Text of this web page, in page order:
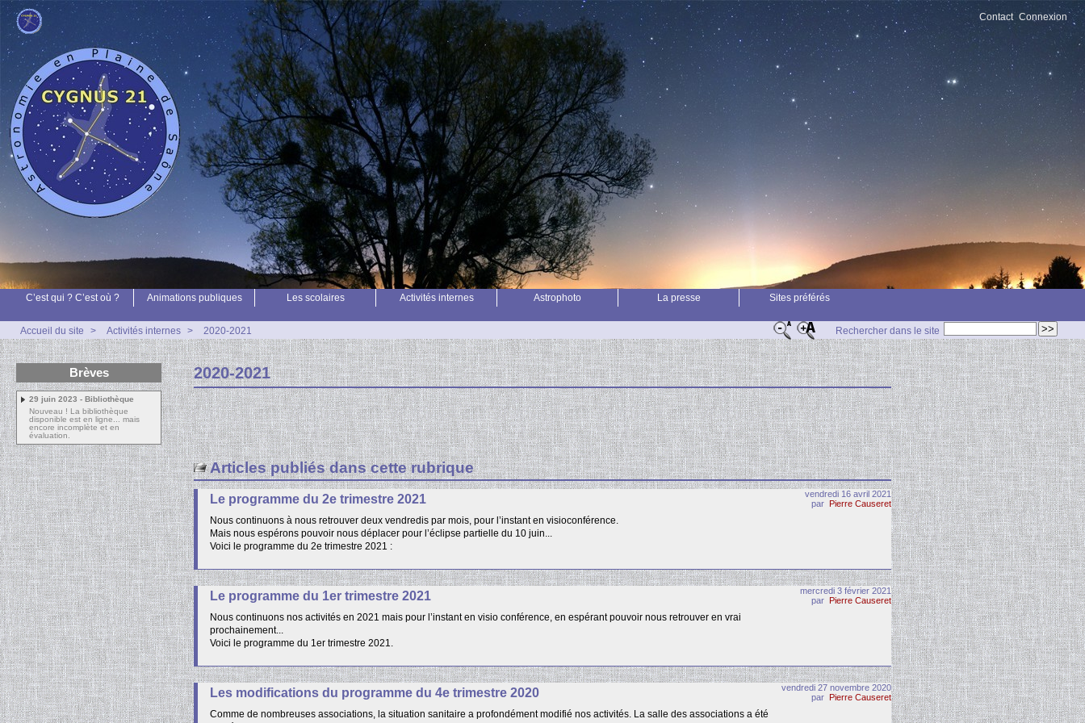
Contact Connexion
C’est qui ? C’est où ? Animations publiques Les scolaires Activités internes Astrophoto La presse Sites préférés
Rechercher dans le site
Accueil du site > Activités internes > 2020-2021
2020-2021
Articles publiés dans cette rubrique
vendredi 16 avril 2021
par Pierre Causeret
Le programme du 2e trimestre 2021
Nous continuons à nous retrouver deux vendredis par mois, pour l’instant en visioconférence.
Mais nous espérons pouvoir nous déplacer pour l’éclipse partielle du 10 juin...
Voici le programme du 2e trimestre 2021 :
mercredi 3 février 2021
par Pierre Causeret
Le programme du 1er trimestre 2021
Nous continuons nos activités en 2021 mais pour l’instant en visio conférence, en espérant pouvoir nous retrouver en vrai
prochainement...
Voici le programme du 1er trimestre 2021.
vendredi 27 novembre 2020
par Pierre Causeret
Les modifications du programme du 4e trimestre 2020
Comme de nombreuses associations, la situation sanitaire a profondément modifié nos activités. La salle des associations a été
Brèves
29 juin 2023 - Bibliothèque
Nouveau ! La bibliothèque
disponible est en ligne... mais
encore incomplète et en
évaluation.